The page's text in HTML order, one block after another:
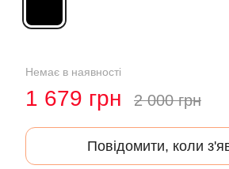
Немає в наявності
1 679 грн 2 000 грн
Повідомити, коли